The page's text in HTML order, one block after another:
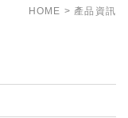
HOME 產品資訊